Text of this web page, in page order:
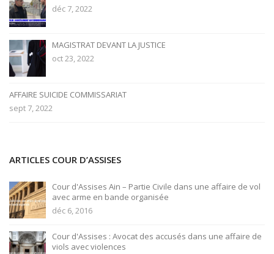
déc 7, 2022
MAGISTRAT DEVANT LA JUSTICE
oct 23, 2022
AFFAIRE SUICIDE COMMISSARIAT
sept 7, 2022
ARTICLES COUR D’ASSISES
Cour d'Assises Ain – Partie Civile dans une affaire de vol
avec arme en bande organisée
déc 6, 2016
Cour d'Assises : Avocat des accusés dans une affaire de
viols avec violences